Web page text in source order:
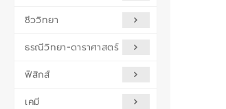
ชีววิทยา
ธรณีวิทยา-ดาราศาสตร์
ฟิสิกส์
เคมี